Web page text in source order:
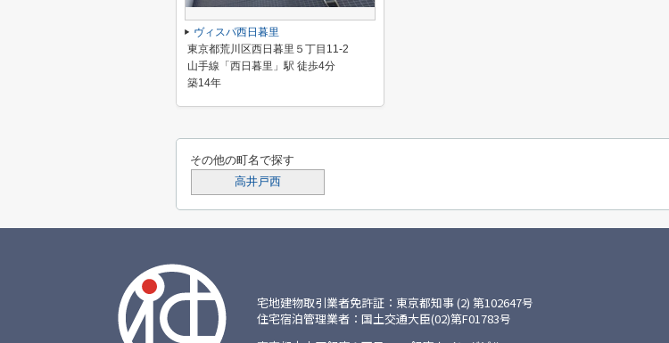
ヴィスパ西日暮里
東京都荒川区西日暮里５丁目11-2
山手線「西日暮里」駅 徒歩4分
築14年
その他の町名で探す
高井戸西
宅地建物取引業者免許証：東京都知事 (2) 第102647号
住宅宿泊管理業者：国土交通大臣(02)第F01783号